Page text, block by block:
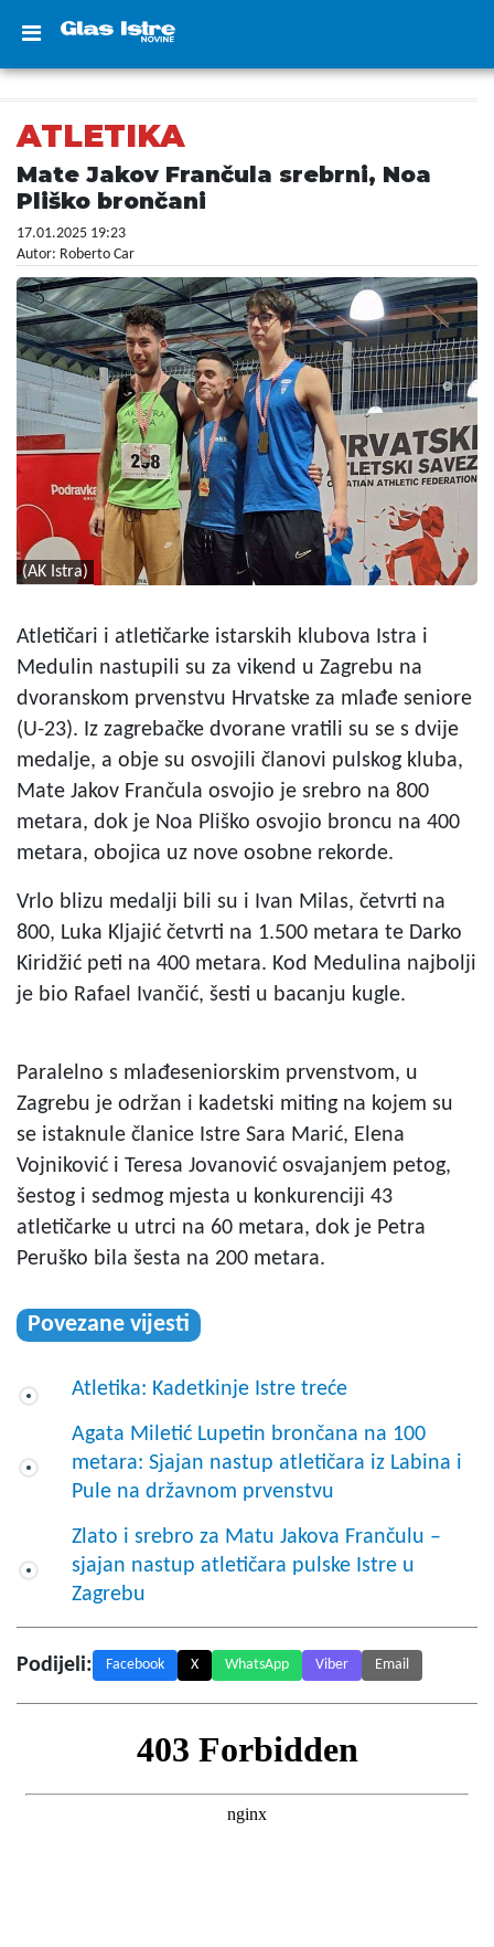
ATLETIKA
Mate Jakov Frančula srebrni, Noa
Pliško brončani
17.01.2025 19:23
Autor: Roberto Car
(AK Istra)
Atletičari i atletičarke istarskih klubova Istra i
Medulin nastupili su za vikend u Zagrebu na
dvoranskom prvenstvu Hrvatske za mlađe seniore
(U-23). Iz zagrebačke dvorane vratili su se s dvije
medalje, a obje su osvojili članovi pulskog kluba,
Mate Jakov Frančula osvojio je srebro na 800
metara, dok je Noa Pliško osvojio broncu na 400
metara, obojica uz nove osobne rekorde.
Vrlo blizu medalji bili su i Ivan Milas, četvrti na
800, Luka Kljajić četvrti na 1.500 metara te Darko
Kiridžić peti na 400 metara. Kod Medulina najbolji
je bio Rafael Ivančić, šesti u bacanju kugle.
Paralelno s mlađeseniorskim prvenstvom, u
Zagrebu je održan i kadetski miting na kojem su
se istaknule članice Istre Sara Marić, Elena
Vojniković i Teresa Jovanović osvajanjem petog,
šestog i sedmog mjesta u konkurenciji 43
atletičarke u utrci na 60 metara, dok je Petra
Peruško bila šesta na 200 metara.
Povezane vijesti
Atletika: Kadetkinje Istre treće
Agata Miletić Lupetin brončana na 100
metara: Sjajan nastup atletičara iz Labina i
Pule na državnom prvenstvu
Zlato i srebro za Matu Jakova Frančulu –
sjajan nastup atletičara pulske Istre u
Zagrebu
Podijeli: Facebook X WhatsApp Viber Email